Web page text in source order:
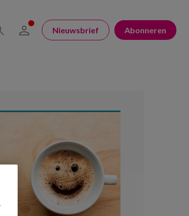
Nieuwsbrief Abonneren